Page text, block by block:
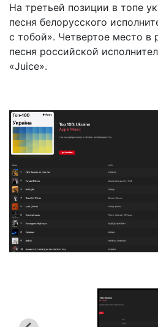
На третьей позиции в топе
песня белорусского
с тобой». Четвертое место в
песня российской
«Juice».